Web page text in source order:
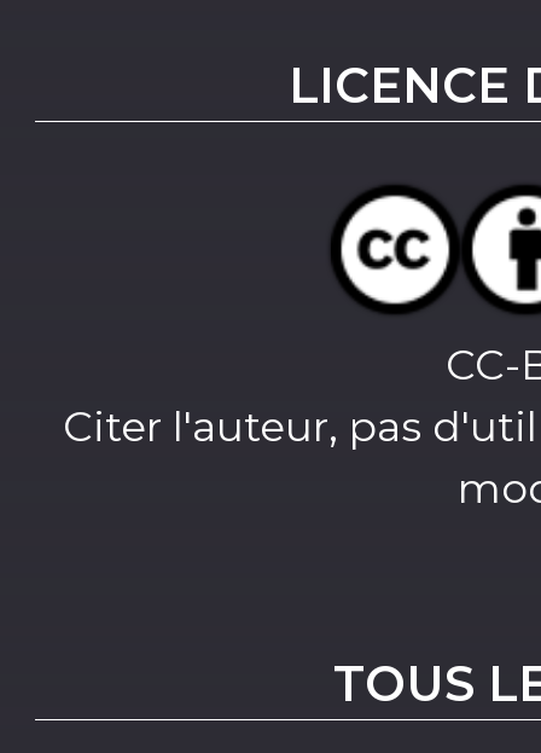
LICENCE
CC-
Citer l'auteur, pas
TOUS